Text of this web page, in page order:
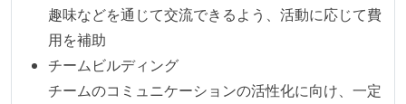
KPI などチームの目標・実績値について、メンバーの
誰もがいつでも閲覧可能になっている
ドキュメントの整備やペアプロ、モブワークなど、ナ
レッジの共有を積極的に行っている（属人性を減らす
趣味などを通じて交流できるよう、活動に応じて費
用を補助
チームビルディング
チームのコミュニケーションの活性化に向け、一定